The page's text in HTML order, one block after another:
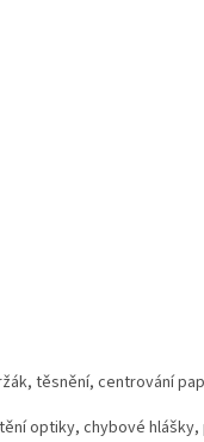
těsnění, centrování
optiky, chybové